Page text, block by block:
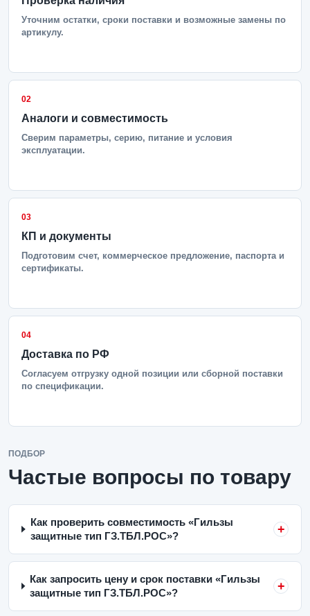
Уточним остатки, сроки поставки и возможные замены по
артикулу.
02
Аналоги и совместимость
Сверим параметры, серию, питание и условия
эксплуатации.
03
КП и документы
Подготовим счет, коммерческое предложение, паспорта и
сертификаты.
04
Доставка по РФ
Согласуем отгрузку одной позиции или сборной поставки
по спецификации.
ПОДБОР
Частые вопросы по товару
Как проверить совместимость «Гильзы
защитные тип ГЗ.ТБЛ.РОС»?
Как запросить цену и срок поставки «Гильзы
защитные тип ГЗ.ТБЛ.РОС»?